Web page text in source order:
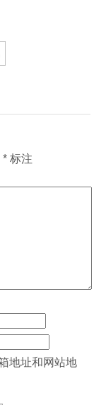
* 标注
地址和网站地